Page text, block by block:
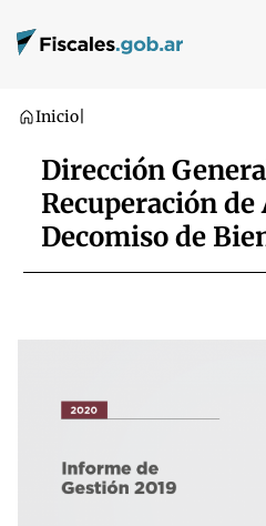
Inicio
Dirección
Recuperación
Decomiso de